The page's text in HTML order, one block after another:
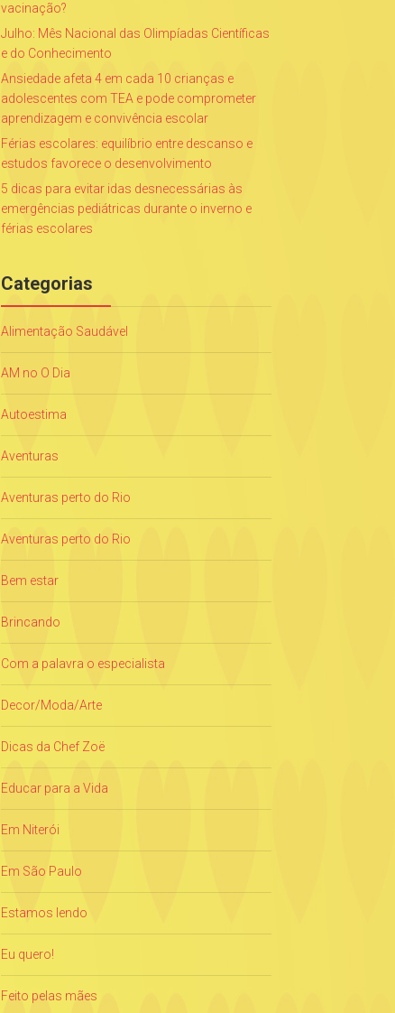
vacinação?
Julho: Mês Nacional das Olimpíadas Científicas
e do Conhecimento
Ansiedade afeta 4 em cada 10 crianças e
adolescentes com TEA e pode comprometer
aprendizagem e convivência escolar
Férias escolares: equilíbrio entre descanso e
estudos favorece o desenvolvimento
5 dicas para evitar idas desnecessárias às
emergências pediátricas durante o inverno e
férias escolares
Categorias
Alimentação Saudável
AM no O Dia
Autoestima
Aventuras
Aventuras perto do Rio
Aventuras perto do Rio
Bem estar
Brincando
Com a palavra o especialista
Decor/Moda/Arte
Dicas da Chef Zoë
Educar para a Vida
Em Niterói
Em São Paulo
Estamos lendo
Eu quero!
Feito pelas mães